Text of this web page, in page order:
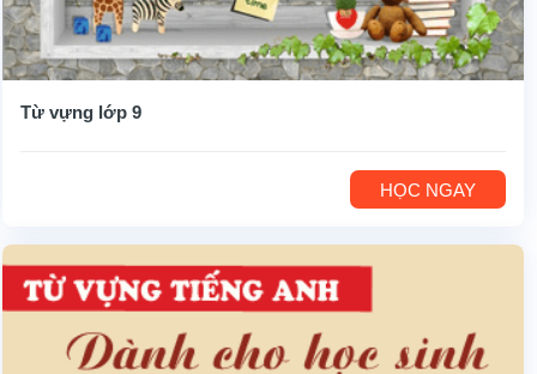
Từ vựng lớp 9
HỌC NGAY